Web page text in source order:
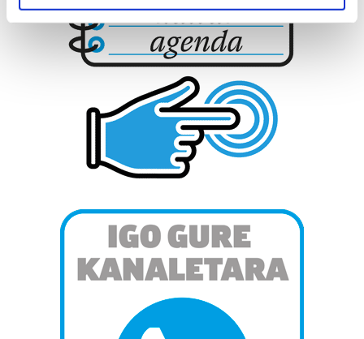
specific characteristics (fingerprinting)
Find out more about how your personal data is processed
and set your preferences in thedetails section
Guk eta gure bazkideek zure datu pertsonalak
prozesatzen ditugu, zure IP zenbakia, besteak beste,
teknologia erabiliz, cookieak adibidez, iragarki eta eduki
pertsonalizatuak eskaintzeko, iragarkiak eta edukia
neurtzeko, jendeari buruzko informazioa biltzeko eta
erabiltzen dituen hauta dezakezu.
Bazkide batzuek ez dizute baimenik eskatzen, eta beren
interes komertzial legitimoetan babesten dira. Ikusi gure
bazkideen zerrenda, beren ustez zein helburutarako
duten interes legitimoa eta horren aurka nola egin
dezakezun ikusteko.